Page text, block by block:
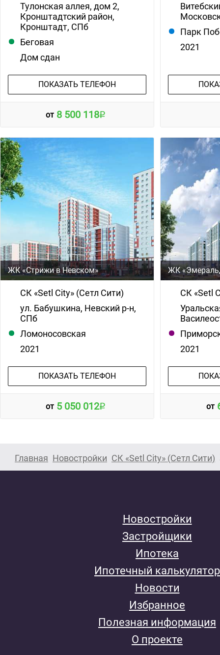
Тулонская аллея, дом 2,
Кронштадтский район,
Кронштадт, СПб
Беговая
Дом сдан
ПОКАЗАТЬ ТЕЛЕФОН
от 8 500 118
Парк
2021
ЖК «Стрижи в Невском»
СК «Setl City» (Сетл Сити)
ул. Бабушкина, Невский р-н,
СПб
Ломоносовская
2021
ПОКАЗАТЬ ТЕЛЕФОН
от 5 050 012
ЖК
СК «Setl
2021
от
Главная Новостройки СК «Setl City» (Сетл Сити)
Новостройки
Застройщики
Ипотека
Ипотечный калькулятор
Новости
Избранное
Полезная информация
О проекте